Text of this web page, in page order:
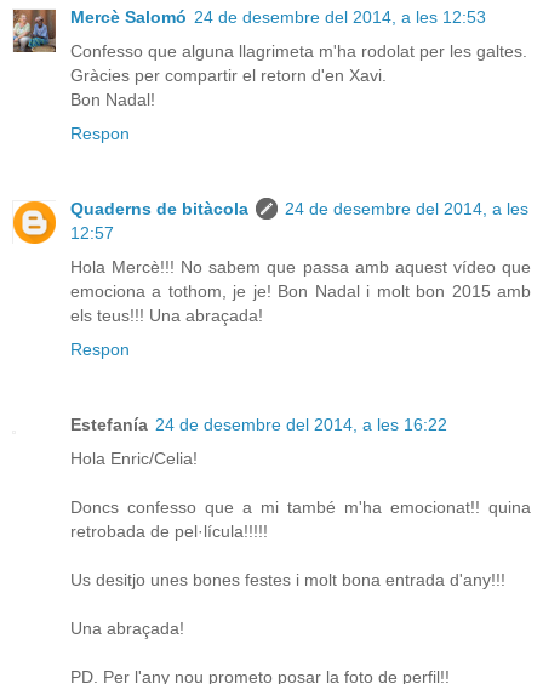
Mercè Salomó 24 de desembre del 2014, a les 12:53
Confesso que alguna llagrimeta m'ha rodolat per les galtes.
Gràcies per compartir el retorn d'en Xavi.
Bon Nadal!
Respon
Quaderns de bitàcola
24 de desembre del 2014, a les
12:57
Hola Mercè!!! No sabem que passa amb aquest vídeo que
emociona a tothom, je je! Bon Nadal i molt bon 2015 amb
els teus!!! Una abraçada!
Respon
Estefanía 24 de desembre del 2014, a les 16:22
Hola Enric/Celia!
Doncs confesso que a mi també m'ha emocionat!! quina
retrobada de pel·lícula!!!!!
Us desitjo unes bones festes i molt bona entrada d'any!!!
Una abraçada!
PD. Per l'any nou prometo posar la foto de perfil!!